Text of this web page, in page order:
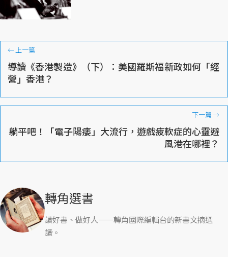
←上一篇
導讀《香港製造》（下）：美國羅斯福新政如何「經
營」香港？
下一篇→
躺平吧！「電子陽痿」大流行，遊戲疲軟症的心靈避
風港在哪裡？
轉角選書
讀好書、做好人——轉角國際編輯台的新書文摘選
讀。